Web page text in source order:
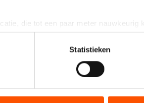
die tot een paar meter nauwkeurig
op specifieke eigenschappen
verwerkt en stel uw voorkeuren in het
Cookieverklaring.
onze site met onze partners voor
Statistieken